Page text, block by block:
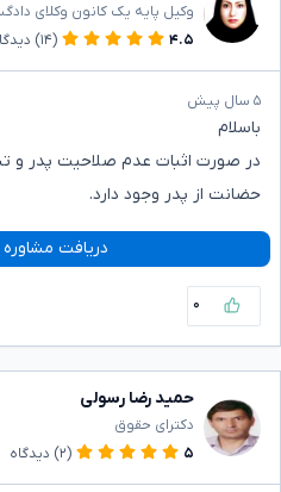
وکیل پایه یک کانون وکلای
۴.۵
(۱۴)
۵ سال پیش
باسلام
در صورت اثبات عدم صلاحیت پدر و
حضانت از پدر وجود دارد.
دریافت مشاوره
۰
حمید رضا رسولی
دکترای حقوق
۵
(۲) دیدگاه